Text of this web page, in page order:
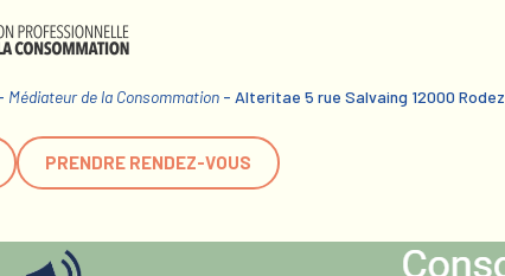
Médiateur de la Consommation - Alteritae 5 rue Salvaing 12000 Rodez
PRENDRE RENDEZ-VOUS